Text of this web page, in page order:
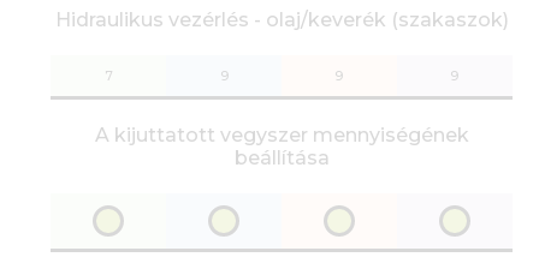
Hidraulikus vezérlés - olaj/keverék (szakaszok)
7 9 9 9
A kijuttatott vegyszer mennyiségének
beállítása